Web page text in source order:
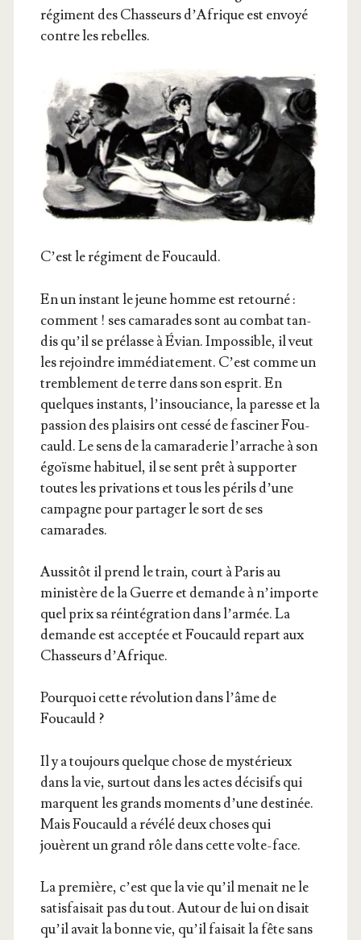
régi­ment des Chas­seurs d’A­frique est envoyé
contre les rebelles.
C’est le régi­ment de Foucauld.
En un ins­tant le jeune homme est retour­né :
com­ment ! ses cama­rades sont au com­bat tan­
dis qu’il se pré­lasse à Évian. Impos­sible, il veut
les rejoindre immé­dia­te­ment. C’est comme un
trem­ble­ment de terre dans son esprit. En
quelques ins­tants, l’in­sou­ciance, la paresse et la
pas­sion des plai­sirs ont ces­sé de fas­ci­ner Fou­
cauld. Le sens de la cama­ra­de­rie l’ar­rache à son
égoïsme habi­tuel, il se sent prêt à sup­por­ter
toutes les pri­va­tions et tous les périls d’une
cam­pagne pour par­ta­ger le sort de ses
camarades.
Aus­si­tôt il prend le train, court à Paris au
minis­tère de la Guerre et demande à n’im­porte
quel prix sa réin­té­gra­tion dans l’ar­mée. La
demande est accep­tée et Fou­cauld repart aux
Chas­seurs d’Afrique.
Pour­quoi cette révo­lu­tion dans l’âme de
Foucauld ?
Il y a tou­jours quelque chose de mys­té­rieux
dans la vie, sur­tout dans les actes déci­sifs qui
marquent les grands moments d’une des­ti­née.
Mais Fou­cauld a révé­lé deux choses qui
jouèrent un grand rôle dans cette volte-face.
La pre­mière, c’est que la vie qu’il menait ne le
satis­fai­sait pas du tout. Autour de lui on disait
qu’il avait la bonne vie, qu’il fai­sait la fête sans